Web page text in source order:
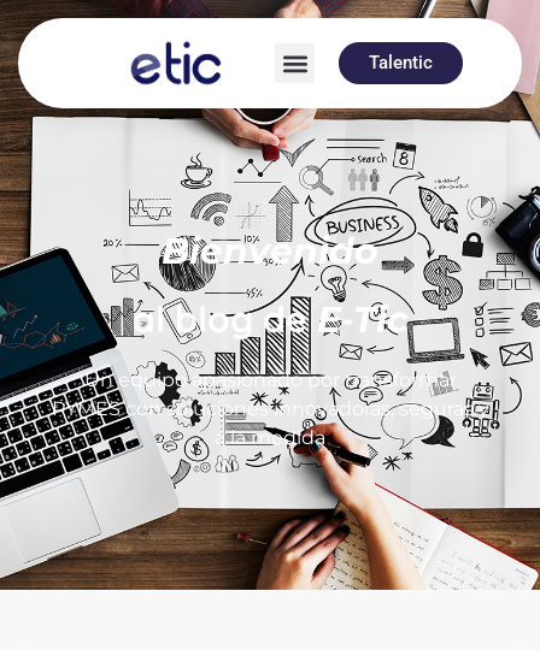
Talentic
Bienvenido
al blog deE-Tic
Un equipo apasionado por transformar
PYMES con soluciones innovadoras, seguras y
a la medida